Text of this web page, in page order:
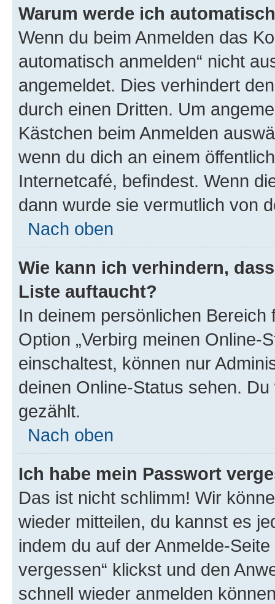
Warum werde ich
Wenn du beim Anmelden das
automatisch anmelden“ nicht
angemeldet. Dies verhindert
durch einen Dritten. Um
Kästchen beim Anmelden
wenn du dich an einem
Internetcafé, befindest. Wenn
dann wurde sie vermutlich von
Nach oben
Wie kann ich verhindern,
Liste auftaucht?
In deinem persönlichen
Option „Verbirg meinen Online-
einschaltest, können nur
deinen Online-Status sehen.
gezählt.
Nach oben
Ich habe mein Passwort
Das ist nicht schlimm! Wir
wieder mitteilen, du kannst es
indem du auf der Anmelde-
vergessen“ klickst und den
schnell wieder anmelden